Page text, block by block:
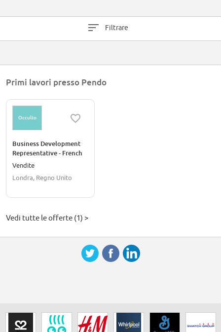
Filtrare
Primi lavori presso Pendo
Occulto
Business Development
Representative - French
Markets
Vendite
Londra, Regno Unito
Vedi tutte le offerte (1) >